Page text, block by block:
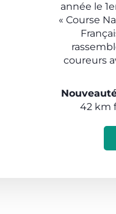
année le
« Course
coureurs
42 km